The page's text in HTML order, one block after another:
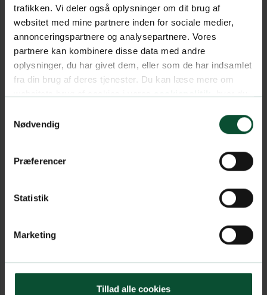
trafikken. Vi deler også oplysninger om dit brug af
websitet med mine partnere inden for sociale medier,
annonceringspartnere og analysepartnere. Vores
partnere kan kombinere disse data med andre
oplysninger, du har givet dem, eller som de har indsamlet
fra din brug af deres tjenester. Du kan læse mere om
Nødvendig
Præferencer
Statistik
Marketing
Tillad alle cookies